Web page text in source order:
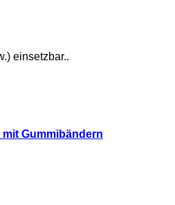
einsetzbar..
Gummibändern